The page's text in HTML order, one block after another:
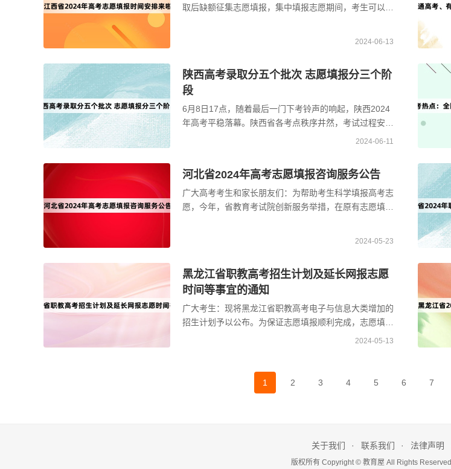
取后缺额征集志愿填报，集中填报志愿期间，考生可以对
2024-06-13
陕西高考录取分五个批次 志愿填报分三个阶
段
6月8日17点，随着最后一门下考铃声的响起，陕西2024
年高考平稳落幕。陕西省各考点秩序井然，考试过程安
全、平稳、顺利。高考各批次录取控制分数线公布后考生
2024-06-11
河北省2024年高考志愿填报咨询服务公告
广大高考考生和家长朋友们：为帮助考生科学填报高考志
愿，今年，省教育考试院创新服务举措，在原有志愿填报
2024-05-23
黑龙江省职教高考招生计划及延长网报志愿
时间等事宜的通知
广大考生：现将黑龙江省职教高考电子与信息大类增加的
招生计划予以公布。为保证志愿填报顺利完成，志愿填报
截止时间由5月12日16：00延长至5月14日16：00；录取
2024-05-13
1 2 3 4 5 6 7
关于我们 联系我们 法律声明
版权所有 Copyright © 教育屋 All Rights Reserved